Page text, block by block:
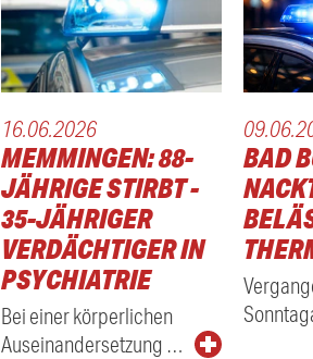
16.06.2026
MEMMINGEN: 88-
JÄHRIGE STIRBT -
35-JÄHRIGER
VERDÄCHTIGER IN
PSYCHIATRIE
Bei einer körperlichen
Auseinandersetzung …
BAD